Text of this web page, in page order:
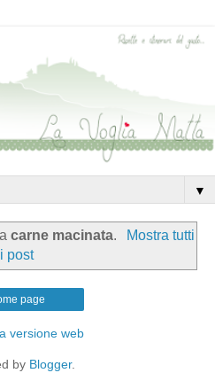
▼
carne macinata.
Mostra tutti
i post
page
versione web
by Blogger.